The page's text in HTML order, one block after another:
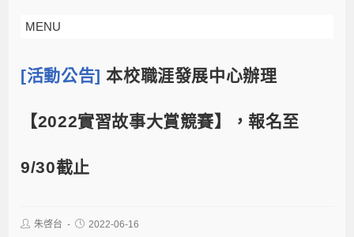
MENU
[活動公告]本校職涯發展中心辦理
【2022實習故事大賞競賽】，報名至
9/30截止
朱啓台 2022-06-16